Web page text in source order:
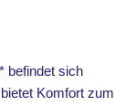
* befindet sich
Komfort zum